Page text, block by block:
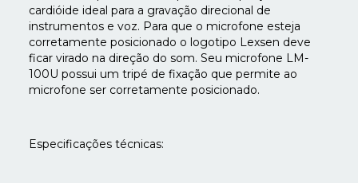
cardióide ideal para a gravação direcional de
instrumentos e voz. Para que o microfone esteja
corretamente posicionado o logotipo Lexsen deve
ficar virado na direção do som. Seu microfone LM-
100U possui um tripé de fixação que permite ao
microfone ser corretamente posicionado.
Especificações técnicas: